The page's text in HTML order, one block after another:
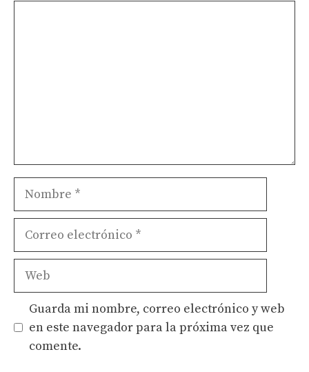
Nombre
Correo
Web
Guarda mi nombre, correo electrónico y web
en este navegador para la próxima vez que
comente.